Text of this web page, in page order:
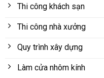
Thi công khách sạn
Thi công nhà xưởng
Quy trình xây dựng
Làm cửa nhôm kính